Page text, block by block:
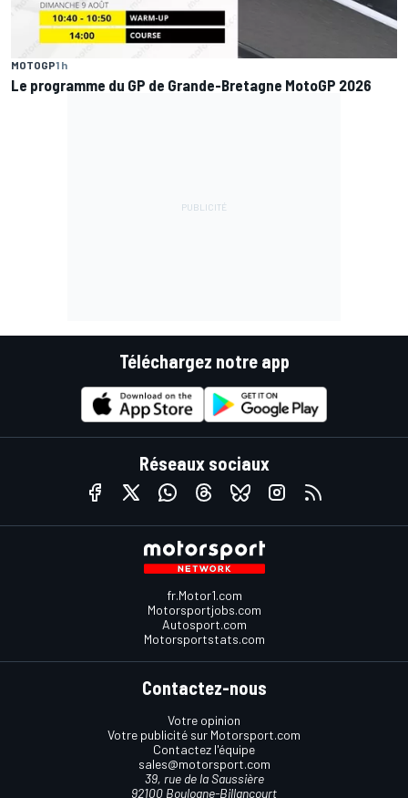
MOTOGP1 h
Le programme du GP de Grande-Bretagne MotoGP 2026
Téléchargez notre app
Réseaux sociaux
fr.Motor1.com
Motorsportjobs.com
Autosport.com
Motorsportstats.com
Contactez-nous
Votre opinion
Votre publicité sur Motorsport.com
Contactez l'équipe
sales@motorsport.com
39, rue de la Saussière
92100 Boulogne-Billancourt